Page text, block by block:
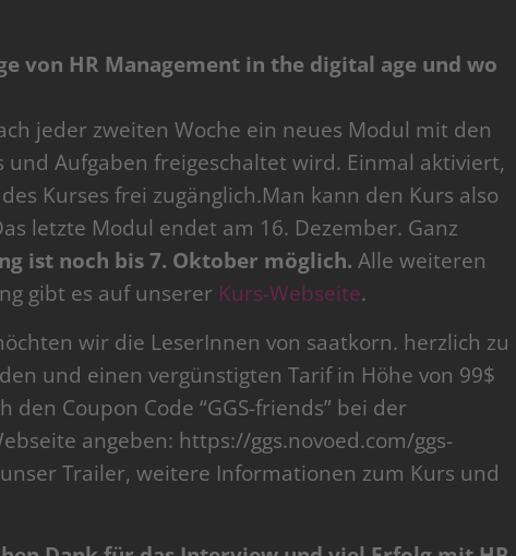
von HR Management in the digital age und wo
jeder zweiten Woche ein neues Modul mit den
und Aufgaben freigeschaltet wird. Einmal aktiviert,
Kurses frei zugänglich.Man kann den Kurs also
letzte Modul endet am 16. Dezember. Ganz
ist noch bis 7. Oktober möglich. Alle weiteren
gibt es auf unserer Kurs-Webseite.
wir die LeserInnen von saatkorn. herzlich zu
und einen vergünstigten Tarif in Höhe von 99$
Coupon Code “GGS-friends” bei der
angeben: https://ggs.novoed.com/ggs-
Trailer, weitere Informationen zum Kurs und